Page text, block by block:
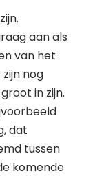
aan als
van het
nog
in zijn.
dat
tussen
komende